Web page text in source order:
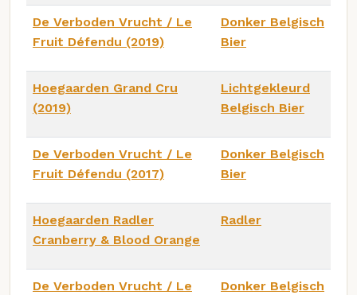
De Verboden Vrucht / Le
Fruit Défendu (2019)
Donker Belgisch
Bier
Hoegaarden Grand Cru
(2019)
Lichtgekleurd
Belgisch Bier
De Verboden Vrucht / Le
Fruit Défendu (2017)
Donker Belgisch
Bier
Hoegaarden Radler
Cranberry & Blood Orange
Radler
De Verboden Vrucht / Le
Donker Belgisch